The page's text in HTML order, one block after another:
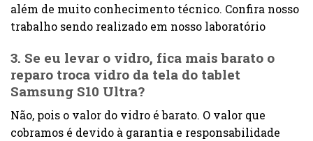
além de muito conhecimento técnico. Confira nosso
trabalho sendo realizado em nosso laboratório
3. Se eu levar o vidro, fica mais barato o
reparo troca vidro da tela do tablet
Samsung S10 Ultra?
Não, pois o valor do vidro é barato. O valor que
cobramos é devido à garantia e responsabilidade